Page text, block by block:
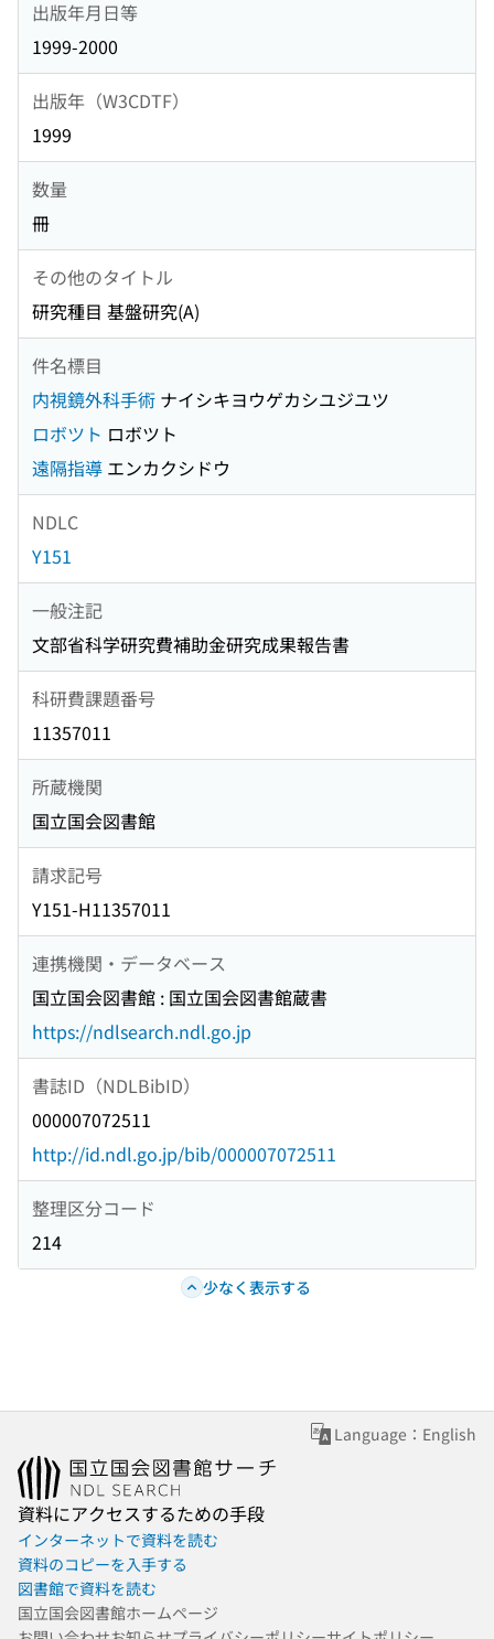
出版年月日等
1999-2000
出版年（W3CDTF）
1999
数量
冊
その他のタイトル
研究種目 基盤研究(A)
件名標目
内視鏡外科手術 ナイシキヨウゲカシユジユツ
ロボツト ロボツト
遠隔指導 エンカクシドウ
NDLC
Y151
一般注記
文部省科学研究費補助金研究成果報告書
科研費課題番号
11357011
所蔵機関
国立国会図書館
請求記号
Y151-H11357011
連携機関・データベース
国立国会図書館 : 国立国会図書館蔵書
https://ndlsearch.ndl.go.jp
書誌ID（NDLBibID）
000007072511
http://id.ndl.go.jp/bib/000007072511
整理区分コード
214
少なく表示する
Language：English
資料にアクセスするための手段
インターネットで資料を読む
資料のコピーを入手する
図書館で資料を読む
国立国会図書館ホームページ